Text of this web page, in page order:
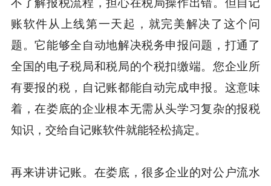
账软件从上线第一天起，就完美解决了这个问
题。它能够全自动地解决税务申报问题，打通了
全国的电子税局和税局的个税扣缴端。您企业所
有要报的税，自记账都能自动完成申报。这意味
着，在娄底的企业根本无需从头学习复杂的报税
知识，交给自记账软件就能轻松搞定。
再来讲讲记账。在娄底，很多企业的对公户流水